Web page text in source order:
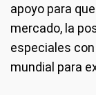
apoyo para
mercado, la
especiales
mundial para